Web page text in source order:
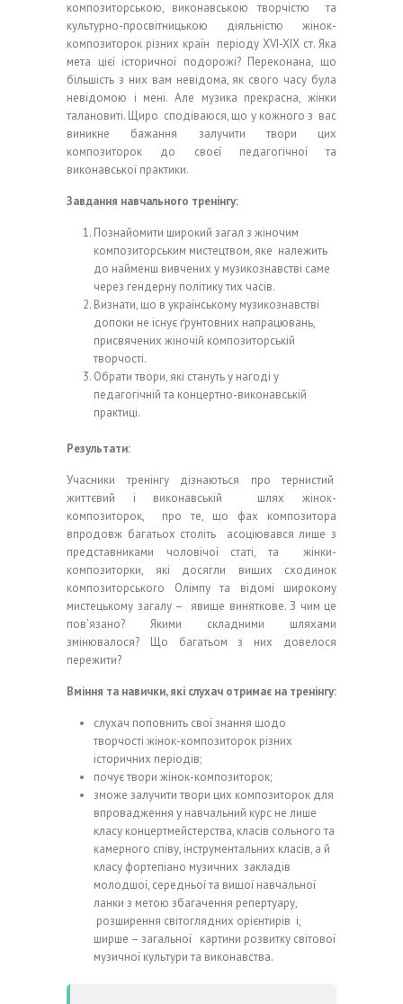
композиторською, виконавською творчістю та
культурно-просвітницькою діяльністю жінок-
композиторок різних країн періоду XVI-XІX ст. Яка
мета цієї історичної подорожі? Переконана, що
більшість з них вам невідома, як свого часу була
невідомою і мені. Але музика прекрасна, жінки
талановиті. Щиро сподіваюся, що у кожного з вас
виникне бажання залучити твори цих
композиторок до своєї педагогічної та
виконавської практики.
Завдання навчального тренінгу:
Познайомити широкий загал з жіночим
композиторським мистецтвом, яке належить
до найменш вивчених у музикознавстві саме
через гендерну політику тих часів.
Визнати, що в українському музикознавстві
допоки не існує ґрунтовних напрацювань,
присвячених жіночій композиторській
творчості.
Обрати твори, які стануть у нагоді у
педагогічній та концертно-виконавській
практиці.
Результати:
Учасники тренінгу дізнаються про тернистий
життєвий і виконавській шлях жінок-
композиторок, про те, що фах композитора
впродовж багатьох століть асоціювався лише з
представниками чоловічої статі, та жінки-
композиторки, які досягли вищих сходинок
композиторського Олімпу та відомі широкому
мистецькому загалу – явище виняткове. З чим це
пов’язано? Якими складними шляхами
змінювалося? Що багатьом з них довелося
пережити?
Вміння та навички, які слухач отримає на тренінгу:
слухач поповнить свої знання щодо
творчості жінок-композиторок різних
історичних періодів;
почує твори жінок-композиторок;
зможе залучити твори цих композиторок для
впровадження у навчальний курс не лише
класу концертмейстерства, класів сольного та
камерного співу, інструментальних класів, а й
класу фортепіано музичних закладів
молодшої, середньої та вищої навчальної
ланки з метою збагачення репертуару,
розширення світоглядних орієнтирів і,
ширше – загальної картини розвитку світової
музичної культури та виконавства.